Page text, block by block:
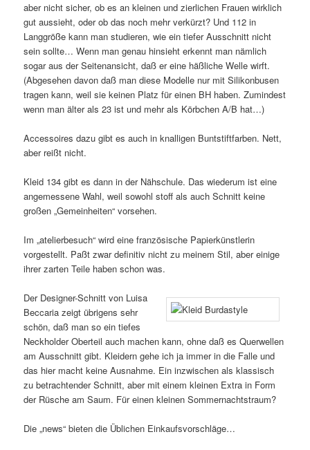
aber nicht sicher, ob es an kleinen und zierlichen Frauen wirklich
gut aussieht, oder ob das noch mehr verkürzt? Und 112 in
Langgröße kann man studieren, wie ein tiefer Ausschnitt nicht
sein sollte… Wenn man genau hinsieht erkennt man nämlich
sogar aus der Seitenansicht, daß er eine häßliche Welle wirft.
(Abgesehen davon daß man diese Modelle nur mit Silikonbusen
tragen kann, weil sie keinen Platz für einen BH haben. Zumindest
wenn man älter als 23 ist und mehr als Körbchen A/B hat…)
Accessoires dazu gibt es auch in knalligen Buntstiftfarben. Nett,
aber reißt nicht.
Kleid 134 gibt es dann in der Nähschule. Das wiederum ist eine
angemessene Wahl, weil sowohl stoff als auch Schnitt keine
großen „Gemeinheiten“ vorsehen.
Im „atelierbesuch“ wird eine französische Papierkünstlerin
vorgestellt. Paßt zwar definitiv nicht zu meinem Stil, aber einige
ihrer zarten Teile haben schon was.
Der Designer-Schnitt von Luisa
Beccaria zeigt übrigens sehr
schön, daß man so ein tiefes
Neckholder Oberteil auch machen kann, ohne daß es Querwellen
am Ausschnitt gibt. Kleidern gehe ich ja immer in die Falle und
das hier macht keine Ausnahme. Ein inzwischen als klassisch
zu betrachtender Schnitt, aber mit einem kleinen Extra in Form
der Rüsche am Saum. Für einen kleinen Sommernachtstraum?
Die „news“ bieten die Üblichen Einkaufsvorschläge…